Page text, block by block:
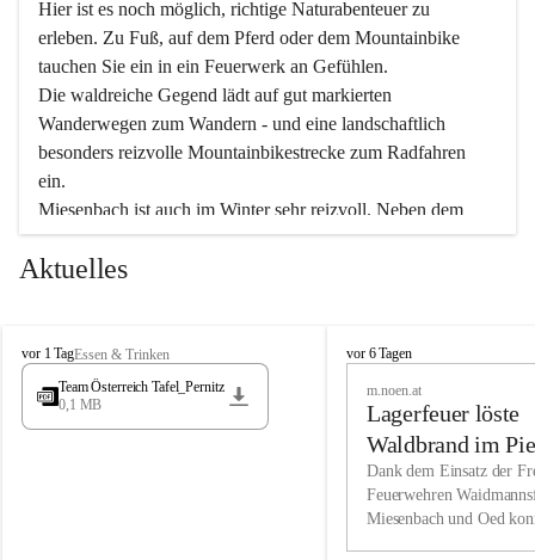
Hier ist es noch möglich, richtige Naturabenteuer zu
erleben. Zu Fuß, auf dem Pferd oder dem Mountainbike
tauchen Sie ein in ein Feuerwerk an Gefühlen.
Die waldreiche Gegend lädt auf gut markierten
Wanderwegen zum Wandern - und eine landschaftlich
besonders reizvolle Mountainbikestrecke zum Radfahren
ein.
Miesenbach ist auch im Winter sehr reizvoll. Neben dem
Eisstockschießen gibt es auf dem nahe gelegenen Unterberg
wunderschöne Naturschneepisten, die zum Schifahren oder
vielfältige Angebot unserer Kulturvereine.
Überzeugen Sie sich selbst, dass Sie in Miesenbach sowie
in den Beherbergungsbetrieben, Gaststätten und urigen
Wir kennen Miesenbach als lebens- und liebenswerten Ort.
Tradition und Innovation werden ebenso groß geschrieben
Aktuelles
M
i
s
vor 1 TagEssen & Trinken
Team Österreich Tafel_Pernitz
0,1 MB
M
h
vor 6 Tagen
m.noen.at
Lagerfeuer löste
Waldbrand im
aus
Dank dem Einsatz der
Feuerwehren
Miesenbach und Oed